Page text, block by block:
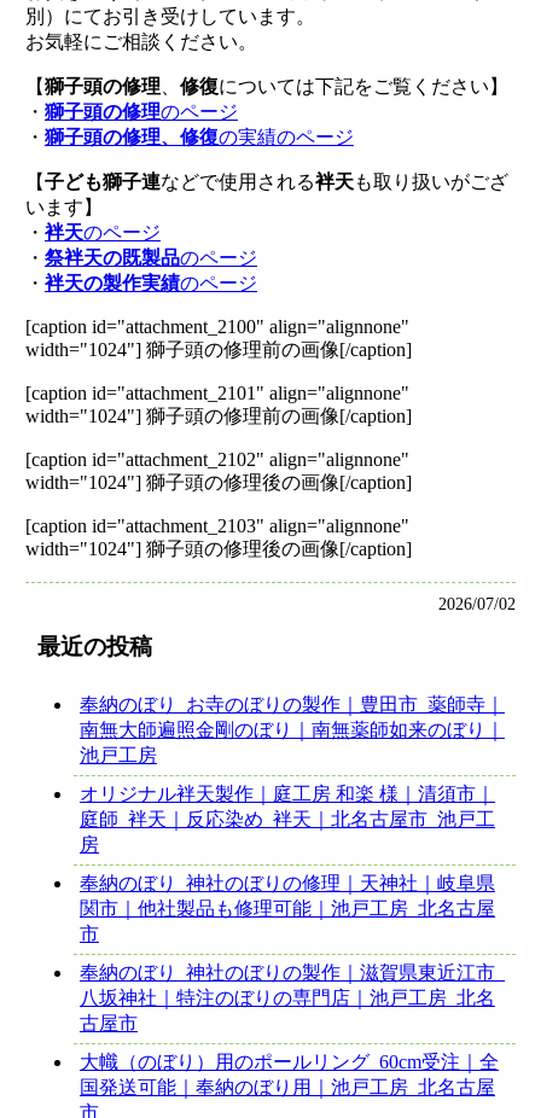
別）にてお引き受けしています。
お気軽にご相談ください。
【獅子頭の修理 修復については下記をご覧ください】
・ 獅子頭の修理のページ
・ 獅子頭の修理、修復の実績のページ
【子ども獅子連などで使用される袢天も取り扱いがござ
います】
・ 袢天のページ
・ 祭袢天の既製品のページ
・ 袢天の製作実績のページ
[caption id="attachment_2100" align="alignnone"
width="1024"]獅子頭の修理前の画像[/caption]
[caption id="attachment_2101" align="alignnone"
width="1024"]獅子頭の修理前の画像[/caption]
[caption id="attachment_2102" align="alignnone"
width="1024"]獅子頭の修理後の画像[/caption]
[caption id="attachment_2103" align="alignnone"
width="1024"]獅子頭の修理後の画像[/caption]
2026/07/02
最近の投稿
奉納のぼり_お寺のぼりの製作｜豊田市_薬師寺｜
南無大師遍照金剛のぼり｜南無薬師如来のぼり｜
池戸工房
オリジナル袢天製作｜庭工房 和楽 様｜清須市｜
庭師_袢天｜反応染め_袢天｜北名古屋市_池戸工
房
奉納のぼり_神社のぼりの修理｜天神社｜岐阜県
関市｜他社製品も修理可能｜池戸工房_北名古屋
市
奉納のぼり_神社のぼりの製作｜滋賀県東近江市_
八坂神社｜特注のぼりの専門店｜池戸工房_北名
古屋市
大幟（のぼり）用のポールリング_60cm受注｜全
国発送可能｜奉納のぼり用｜池戸工房_北名古屋
市